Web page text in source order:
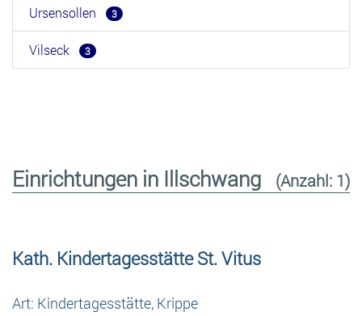
Ursensollen 3
Vilseck 3
Einrichtungen in Illschwang (Anzahl: 1)
Kath. Kindertagesstätte St. Vitus
Art: Kindertagesstätte, Krippe